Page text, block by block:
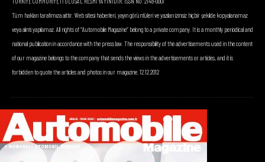
Tüm hakları tarafımıza aittir. Web sitesi haberleri, yayın görüntüleri ve yazıları izinsiz hiçbir şekilde kopyalanamaz
veya alıntı yapılamaz. All rights of “Automobile Magazine” belong to a private company. It is a monthly periodical and
national publication in accordance with the press law. The responsibility of the advertisements used in the content
of our magazine belongs to the company that sends the views in the advertisements or articles, and it is
forbidden to quote the articles and photos in our magazine. 12.12.2012